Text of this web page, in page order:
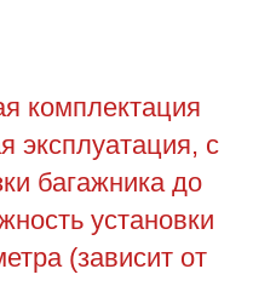
комплектация
эксплуатация, с
багажника до
установки
(зависит от